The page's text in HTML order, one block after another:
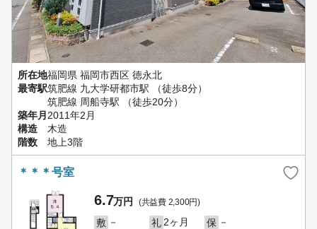
所在地福岡県 福岡市西区 徳永北
最寄駅筑肥線 九大学研都市駅 （徒歩8分）
筑肥線 周船寺駅 （徒歩20分）
築年月2011年2月
構造
木造
階数
地上3階
＊＊＊号室
6.7万円 (共益費 2,300円)
敷 － 礼 2ヶ月 保 －